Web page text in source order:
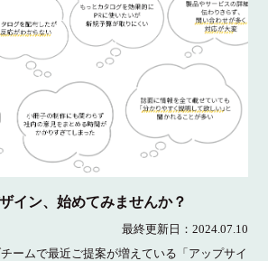
イン、始めてみませんか？
最終更新日： 2024.07.10
ームで最近ご提案が増えている「アップサイ